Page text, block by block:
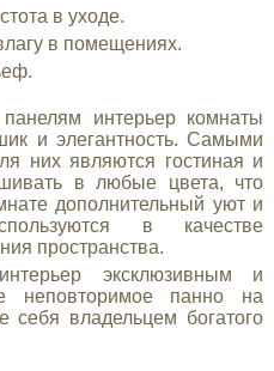
в уходе.
в помещениях.
интерьер комнаты
и элегантность. Самыми
них являются гостиная и
в любые цвета, что
дополнительный уют и
в качестве
пространства.
эксклюзивным и
неповторимое панно на
себя владельцем богатого